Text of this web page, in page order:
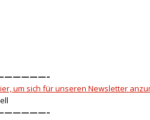
um sich für unseren Newsletter